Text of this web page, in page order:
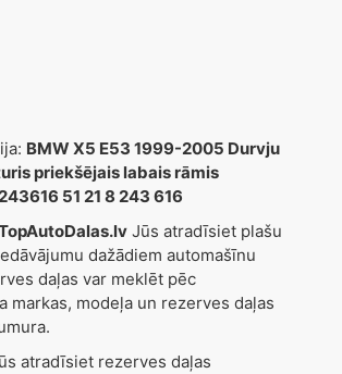
BMW X5 E53 1999-2005 Durvju
priekšējais labais rāmis
51 21 8 243 616
Jūs atradīsiet plašu
dažādiem automašīnu
daļas var meklēt pēc
markas, modeļa un rezerves daļas
atradīsiet rezerves daļas